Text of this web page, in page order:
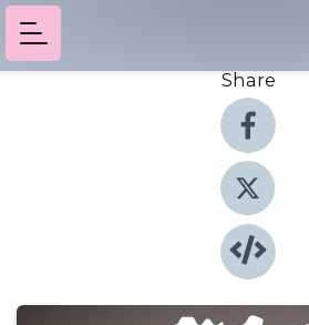
Share